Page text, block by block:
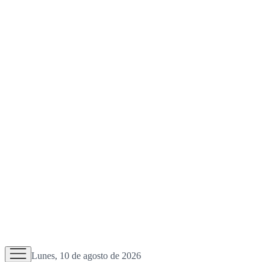
Lunes, 10 de agosto de 2026